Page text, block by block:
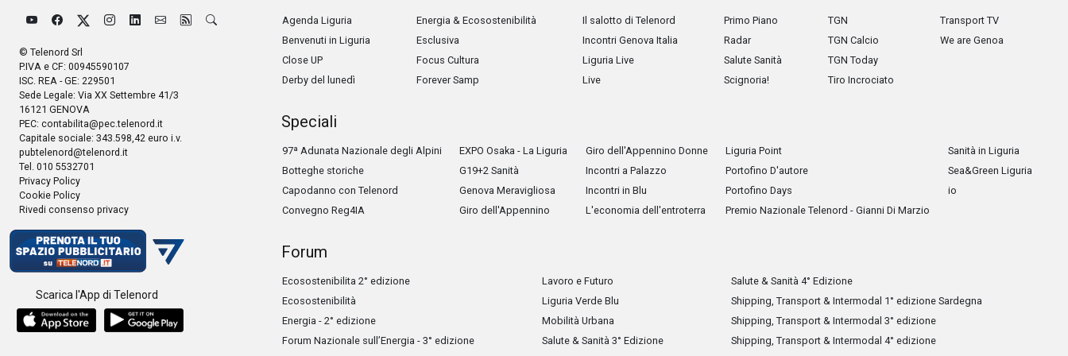
© Telenord Srl
P.IVA e CF: 00945590107
ISC. REA - GE: 229501
Sede Legale: Via XX Settembre 41/3
16121 GENOVA
PEC: contabilita@pec.telenord.it
Capitale sociale: 343.598,42 euro i.v.
pubtelenord@telenord.it
Tel. 010 5532701
Privacy Policy
Cookie Policy
Rivedi consenso privacy
Scarica l'App di Telenord
Agenda Liguria
Benvenuti in Liguria
Close UP
Derby del lunedì
Energia & Ecosostenibilità
Esclusiva
Focus Cultura
Forever Samp
Il salotto di Telenord
Incontri Genova Italia
Liguria Live
Live
Primo Piano
Radar
Salute Sanità
Scignoria!
TGN
TGN Calcio
TGN Today
Tiro Incrociato
Transport TV
We are Genoa
Speciali
97ª Adunata Nazionale degli Alpini
Botteghe storiche
Capodanno con Telenord
Convegno Reg4IA
EXPO Osaka - La Liguria
G19+2 Sanità
Genova Meravigliosa
Giro dell'Appennino
Giro dell'Appennino Donne
Incontri a Palazzo
Incontri in Blu
L'economia dell'entroterra
Liguria Point
Portofino D'autore
Portofino Days
Premio Nazionale Telenord - Gianni Di Marzio
Sanità in Liguria
Sea&Green Liguria
io
Forum
Ecosostenibilita 2° edizione
Ecosostenibilità
Energia - 2° edizione
Forum Nazionale sull’Energia - 3° edizione
Lavoro e Futuro
Liguria Verde Blu
Mobilità Urbana
Salute & Sanità 3° Edizione
Salute & Sanità 4° Edizione
Shipping, Transport & Intermodal 1° edizione Sardegna
Shipping, Transport & Intermodal 3° edizione
Shipping, Transport & Intermodal 4° edizione